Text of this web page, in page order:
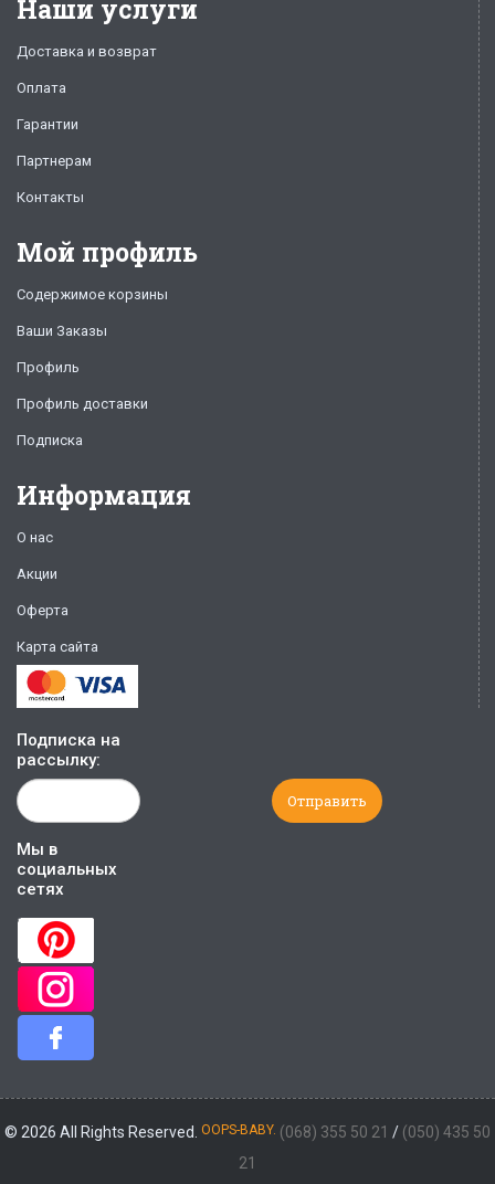
Наши услуги
Доставка и возврат
Оплата
Гарантии
Партнерам
Контакты
Мой профиль
Содержимое корзины
Ваши Заказы
Профиль
Профиль доставки
Подписка
Информация
О нас
Акции
Оферта
Карта сайта
Подписка на
рассылку:
Мы в
социальных
сетях
© 2026 All Rights Reserved. OOPS-BABY. (068) 355 50 21 / (050) 435 50
21